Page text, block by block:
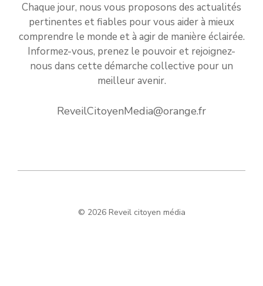
Chaque jour, nous vous proposons des actualités
pertinentes et fiables pour vous aider à mieux
comprendre le monde et à agir de manière éclairée.
Informez-vous, prenez le pouvoir et rejoignez-
nous dans cette démarche collective pour un
meilleur avenir.
ReveilCitoyenMedia@orange.fr
© 2026 Reveil citoyen média